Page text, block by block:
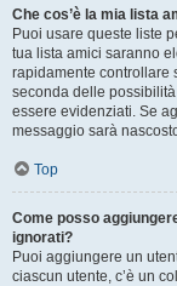
Che cos’è la mia lista
Puoi usare queste liste
tua lista amici saranno
rapidamente controllare
seconda delle
essere evidenziati. Se
messaggio sarà
Top
Come posso
ignorati?
Puoi aggiungere un
ciascun utente, c’è un